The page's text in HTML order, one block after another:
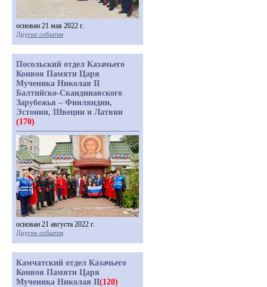
основан 21 мая 2022 г.
Другие события
Посольский отдел Казачьего
Конвоя Памяти Царя
Мученика Николая II
Балтийско-Скандинавского
Зарубежья – Финляндии,
Эстонии, Швеции и Латвии
(170)
основан 21 августа 2022 г.
Другие события
Камчатский отдел Казачьего
Конвоя Памяти Царя
Мученика Николая II(120)